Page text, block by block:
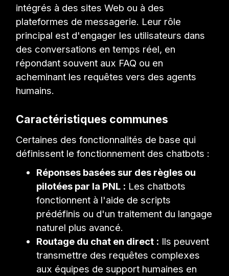
intégrés à des sites Web ou à des
plateformes de messagerie. Leur rôle
principal est d'engager les utilisateurs dans
des conversations en temps réel, en
répondant souvent aux FAQ ou en
acheminant les requêtes vers des agents
humains.
Caractéristiques communes
Certaines des fonctionnalités de base qui
définissent le fonctionnement des chatbots :
Réponses basées sur des règles ou
pilotées par la PNL : Les chatbots
fonctionnent à l'aide de scripts
prédéfinis ou d'un traitement du langage
naturel plus avancé.
Routage du chat en direct : Ils peuvent
transmettre des requêtes complexes
aux équipes de support humaines en